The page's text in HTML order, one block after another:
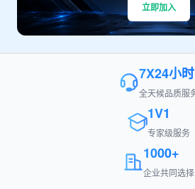
立即加入
7X24小时
全天候品质服
1V1
专家级服务
1000+
企业共同选择